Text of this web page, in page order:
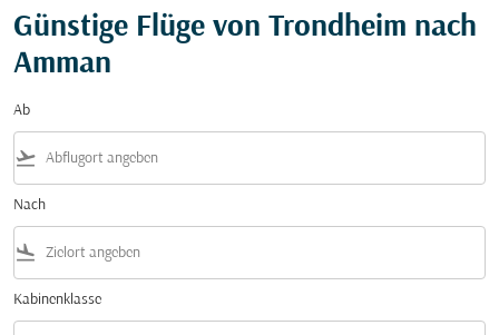
Günstige Flüge von Trondheim nach
Amman
Ab
flight_takeoff
Nach
flight_land
Kabinenklasse